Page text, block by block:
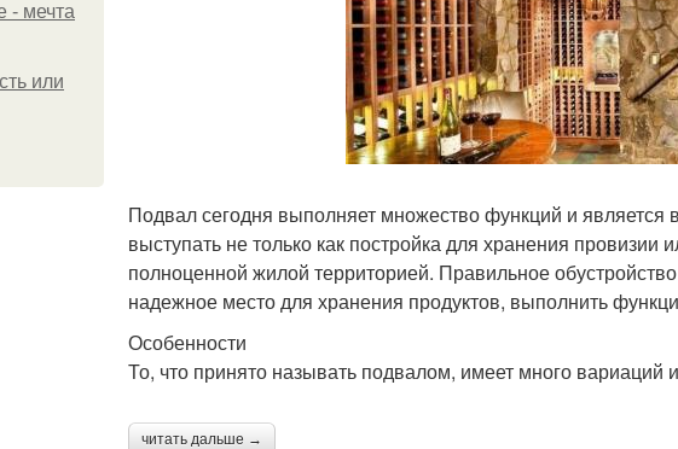
- мечта
или
Подвал сегодня выполняет множество функций и
выступать не только как постройка для хранения
полноценной жилой территорией. Правильное
надежное место для хранения продуктов, выполнить
Особенности
То, что принято называть подвалом, имеет много вариаций
читать дальше →